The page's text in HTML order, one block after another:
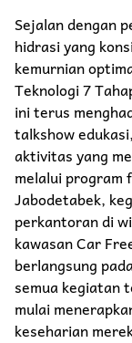
Sejalan dengan
hidrasi yang
kemurnian
Teknologi 7
ini terus
talkshow
aktivitas yang
melalui program
Jabodetabek,
perkantoran di
kawasan Car
berlangsung
semua kegiatan
mulai
keseharian